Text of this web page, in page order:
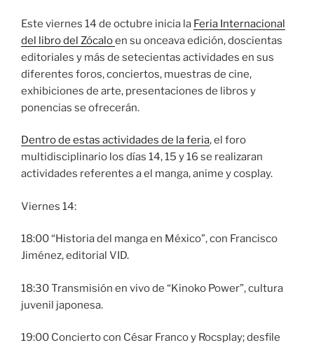
Este viernes 14 de octubre inicia la Feria Internacional
del libro del Zócaloen su onceava edición, doscientas
editoriales y más de setecientas actividades en sus
diferentes foros, conciertos, muestras de cine,
exhibiciones de arte, presentaciones de libros y
ponencias se ofrecerán.
Dentro de estas actividades de la feria, el foro
multidisciplinario los días 14, 15 y 16 se realizaran
actividades referentes a el manga, anime y cosplay.
Viernes 14:
18:00 “Historia del manga en México”, con Francisco
Jiménez, editorial VID.
18:30 Transmisión en vivo de “Kinoko Power”, cultura
juvenil japonesa.
19:00 Concierto con César Franco y Rocsplay; desfile